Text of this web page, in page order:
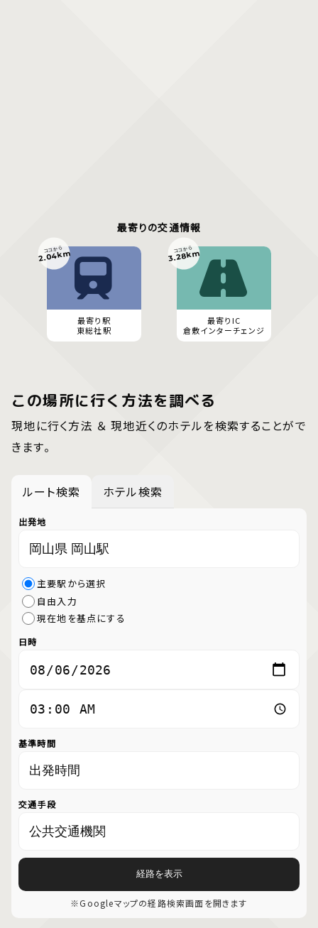
最寄りの交通情報
最寄り駅
東総社駅
ココから
2.04km
最寄りIC
倉敷インターチェンジ
ココから
3.28km
この場所に行く方法を調べる
現地に行く方法 ＆ 現地近くのホテルを検索することがで
きます。
ルート検索 ホテル検索
出発地
主要駅から選択
自由入力
現在地を基点にする
日時
基準時間
交通手段
経路を表示
※Googleマップの経路検索画面を開きます